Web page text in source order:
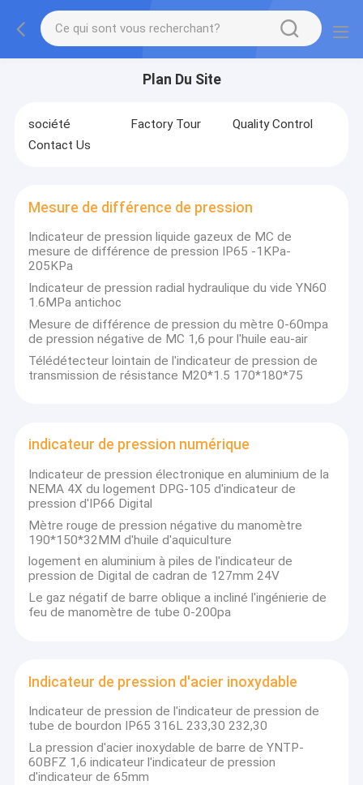
Plan Du Site
société Factory Tour
Quality Control
Contact Us
Mesure de différence de pression
Indicateur de pression liquide gazeux de MC de
mesure de différence de pression IP65 -1KPa-
205KPa
Indicateur de pression radial hydraulique du vide YN60
1.6MPa antichoc
Mesure de différence de pression du mètre 0-60mpa
de pression négative de MC 1,6 pour l'huile eau-air
Télédétecteur lointain de l'indicateur de pression de
transmission de résistance M20*1.5 170*180*75
indicateur de pression numérique
Indicateur de pression électronique en aluminium de la
NEMA 4X du logement DPG-105 d'indicateur de
pression d'IP66 Digital
Mètre rouge de pression négative du manomètre
190*150*32MM d'huile d'aquiculture
logement en aluminium à piles de l'indicateur de
pression de Digital de cadran de 127mm 24V
Le gaz négatif de barre oblique a incliné l'ingénierie de
feu de manomètre de tube 0-200pa
Indicateur de pression d'acier inoxydable
Indicateur de pression de l'indicateur de pression de
tube de bourdon IP65 316L 233,30 232,30
La pression d'acier inoxydable de barre de YNTP-
60BFZ 1,6 indicateur l'indicateur de pression
d'indicateur de 65mm